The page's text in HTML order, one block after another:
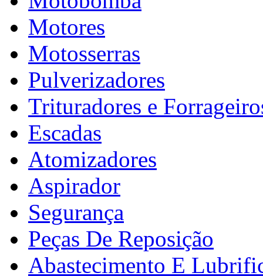
Motores
Motosserras
Pulverizadores
Trituradores e
Escadas
Atomizadores
Aspirador
Segurança
Peças De Reposição
Abastecimento E